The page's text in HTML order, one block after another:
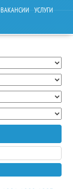
ВАКАНСИИ УСЛУГИ